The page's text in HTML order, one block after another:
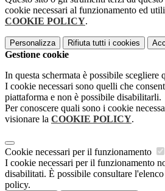
cookie necessari al funzionamento ed
COOKIE POLICY.
Personalizza Rifiuta tutti i cookies
Gestione cookie
In questa schermata è possibile scegliere
I cookie necessari sono quelli che
piattaforma e non è possibile disabilitarli.
Per conoscere quali sono i cookie
visionare la COOKIE POLICY.
Cookie necessari per il funzionamento
I cookie necessari per il funzionamento
disabilitati. È possibile consultare
policy.